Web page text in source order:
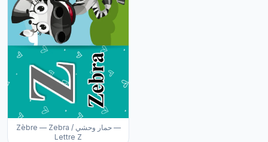
Zèbre — Zebra / حمار وحشي —
Lettre Z